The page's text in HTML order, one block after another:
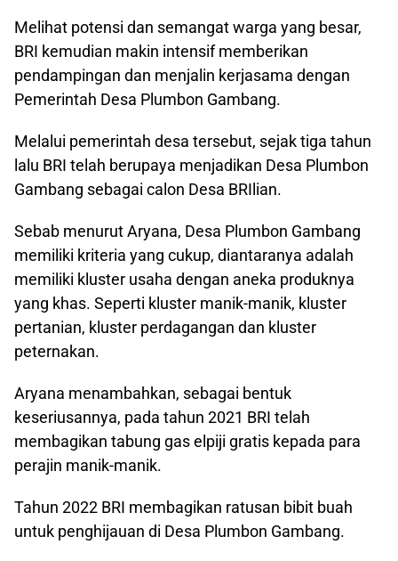
Melihat potensi dan semangat warga yang besar,
BRI kemudian makin intensif memberikan
pendampingan dan menjalin kerjasama dengan
Pemerintah Desa Plumbon Gambang.
Melalui pemerintah desa tersebut, sejak tiga tahun
lalu BRI telah berupaya menjadikan Desa Plumbon
Gambang sebagai calon Desa BRIlian.
Sebab menurut Aryana, Desa Plumbon Gambang
memiliki kriteria yang cukup, diantaranya adalah
memiliki kluster usaha dengan aneka produknya
yang khas. Seperti kluster manik-manik, kluster
pertanian, kluster perdagangan dan kluster
peternakan.
Aryana menambahkan, sebagai bentuk
keseriusannya, pada tahun 2021 BRI telah
membagikan tabung gas elpiji gratis kepada para
perajin manik-manik.
Tahun 2022 BRI membagikan ratusan bibit buah
untuk penghijauan di Desa Plumbon Gambang.